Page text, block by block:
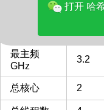
最主频
GHz
3.2
总核心 2
打开 哈